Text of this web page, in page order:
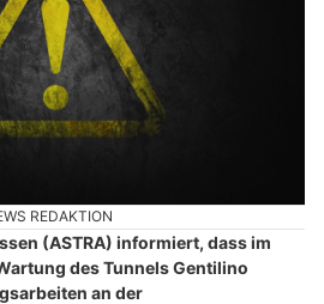
REDAKTION
(ASTRA) informiert, dass im
des Tunnels Gentilino
an der